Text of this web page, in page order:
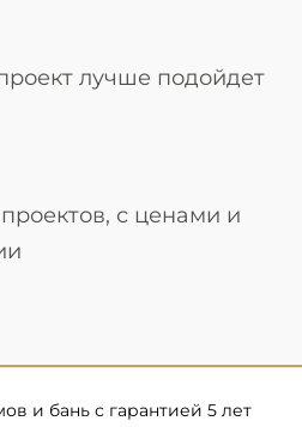
лучше подойдет
с ценами и